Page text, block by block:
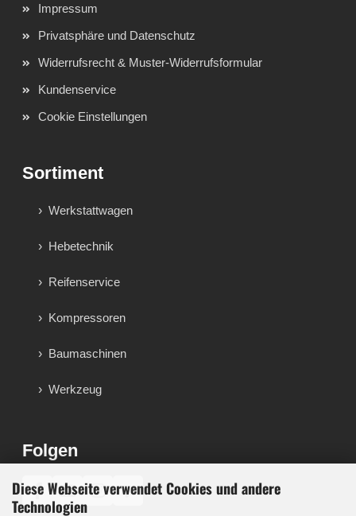
Diese Webseite verwendet Cookies und andere
Technologien
Impressum
Privatsphäre und Datenschutz
Widerrufsrecht & Muster-Widerrufsformular
Kundenservice
Cookie Einstellungen
Sortiment
Werkstattwagen
Hebetechnik
Reifenservice
Kompressoren
Baumaschinen
Werkzeug
Folgen
♪